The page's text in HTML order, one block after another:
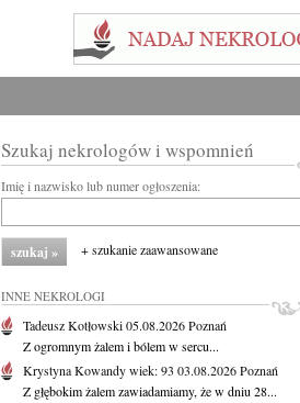
Szukaj nekrologów i wspomnień
Imię i nazwisko lub numer ogłoszenia:
+ szukanie zaawansowane
INNE NEKROLOGI
Tadeusz Kotłowski05.08.2026Poznań
Z ogromnym żalem i bólem w sercu...
Krystyna Kowandywiek: 93 03.08.2026Poznań
Z głębokim żalem zawiadamiamy, że w dniu 28...